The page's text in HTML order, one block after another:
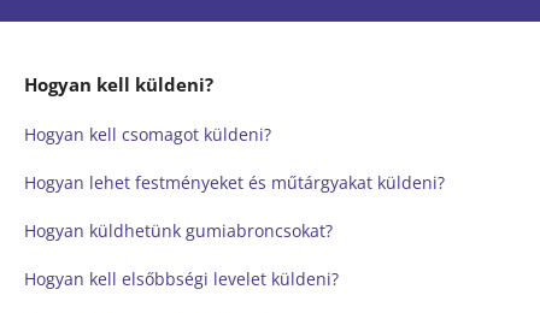
Hogyan kell küldeni?
Hogyan kell csomagot küldeni?
Hogyan lehet festményeket és műtárgyakat küldeni?
Hogyan küldhetünk gumiabroncsokat?
Hogyan kell elsőbbségi levelet küldeni?